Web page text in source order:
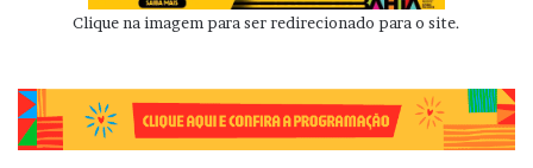
Clique na imagem para ser redirecionado para o site.